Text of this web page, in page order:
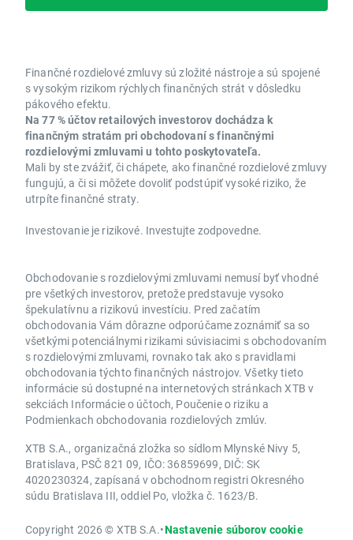
Finančné rozdielové zmluvy sú zložité nástroje a sú spojené
s vysokým rizikom rýchlych finančných strát v dôsledku
pákového efektu.
Na 77 % účtov retailových investorov dochádza k
finančným stratám pri obchodovaní s finančnými
rozdielovými zmluvami u tohto poskytovateľa.
Mali by ste zvážiť, či chápete, ako finančné rozdielové zmluvy
fungujú, a či si môžete dovoliť podstúpiť vysoké riziko, že
utrpíte finančné straty.
Investovanie je rizikové. Investujte zodpovedne.
Obchodovanie s rozdielovými zmluvami nemusí byť vhodné
pre všetkých investorov, pretože predstavuje vysoko
špekulatívnu a rizikovú investíciu. Pred začatím
obchodovania Vám dôrazne odporúčame zoznámiť sa so
všetkými potenciálnymi rizikami súvisiacimi s obchodovaním
s rozdielovými zmluvami, rovnako tak ako s pravidlami
obchodovania týchto finančných nástrojov. Všetky tieto
informácie sú dostupné na internetových stránkach XTB v
sekciách Informácie o účtoch, Poučenie o riziku a
Podmienkach obchodovania rozdielových zmlúv.
XTB S.A., organizačná zložka so sídlom Mlynské Nivy 5,
Bratislava, PSČ 821 09, IČO: 36859699, DIČ: SK
4020230324, zapísaná v obchodnom registri Okresného
súdu Bratislava III, oddiel Po, vložka č. 1623/B.
Copyright 2026 © XTB S.A.•Nastavenie súborov cookie